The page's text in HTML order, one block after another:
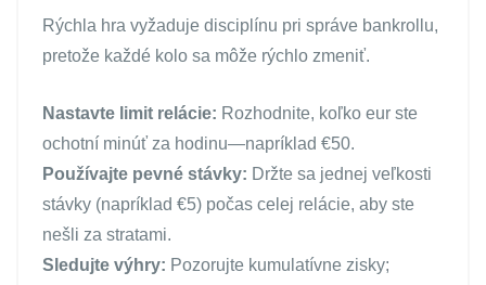
Rýchla hra vyžaduje disciplínu pri správe bankrollu,
pretože každé kolo sa môže rýchlo zmeniť.
Nastavte limit relácie: Rozhodnite, koľko eur ste
ochotní minúť za hodinu—napríklad €50.
Používajte pevné stávky: Držte sa jednej veľkosti
stávky (napríklad €5) počas celej relácie, aby ste
nešli za stratami.
Sledujte výhry: Pozorujte kumulatívne zisky;